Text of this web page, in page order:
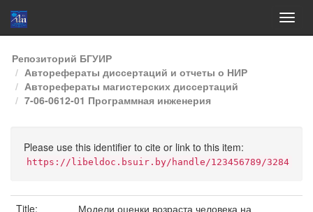
Skip
navigation
Репозиторий БГУИР
Авторефераты диссертаций и отчеты о НИР
Авторефераты магистерских диссертаций
7-06-0612-01 Программная инженерия
Please use this identifier to cite or link to this item:
https://libeldoc.bsuir.by/handle/123456789/3284
Title:
Модели оценки возраста человека на